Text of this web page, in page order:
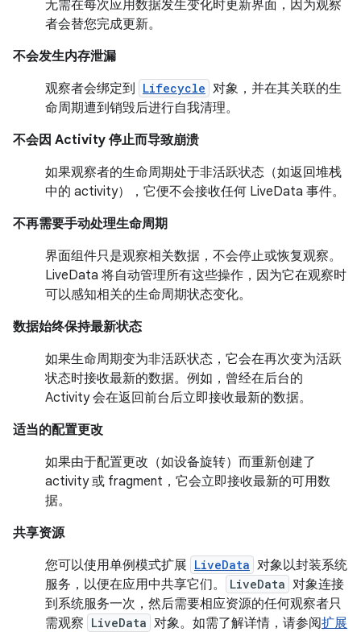
无需在每次应用数据发生变化时更新界面，因为观察
者会替您完成更新。
不会发生内存泄漏
观察者会绑定到
Lifecycle 对象，并在其关联的生
命周期遭到销毁后进行自我清理。
不会因 Activity 停止而导致崩溃
如果观察者的生命周期处于非活跃状态（如返回堆栈
中的 activity），它便不会接收任何 LiveData 事件。
不再需要手动处理生命周期
界面组件只是观察相关数据，不会停止或恢复观察。
LiveData 将自动管理所有这些操作，因为它在观察时
可以感知相关的生命周期状态变化。
数据始终保持最新状态
如果生命周期变为非活跃状态，它会在再次变为活跃
状态时接收最新的数据。例如，曾经在后台的
Activity 会在返回前台后立即接收最新的数据。
适当的配置更改
如果由于配置更改（如设备旋转）而重新创建了
activity 或 fragment，它会立即接收最新的可用数
据。
共享资源
您可以使用单例模式扩展 LiveData 对象以封装系统
服务，以便在应用中共享它们。
LiveData 对象连接
到系统服务一次，然后需要相应资源的任何观察者只
需观察 LiveData 对象。如需了解详情，请参阅扩展